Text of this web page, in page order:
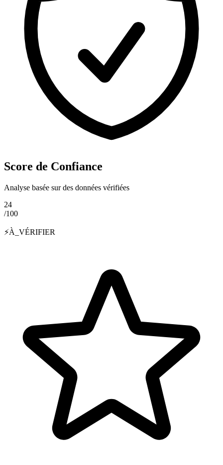
Score de Confiance
Analyse basée sur des données vérifiées
24
/100
⚡À_VÉRIFIER